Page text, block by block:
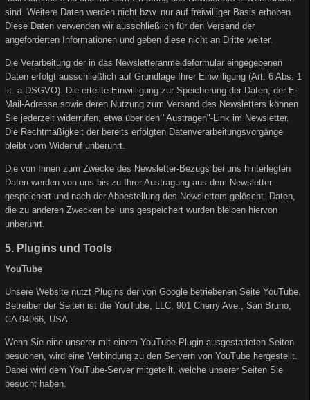
sind. Weitere Daten werden nicht bzw. nur auf freiwilliger Basis erhoben.
Diese Daten verwenden wir ausschließlich für den Versand der
angeforderten Informationen und geben diese nicht an Dritte weiter.
Die Verarbeitung der in das Newsletteranmeldeformular eingegebenen
Daten erfolgt ausschließlich auf Grundlage Ihrer Einwilligung (Art. 6 Abs. 1
lit. a DSGVO). Die erteilte Einwilligung zur Speicherung der Daten, der E-
Mail-Adresse sowie deren Nutzung zum Versand des Newsletters können
Sie jederzeit widerrufen, etwa über den "Austragen"-Link im Newsletter.
Die Rechtmäßigkeit der bereits erfolgten Datenverarbeitungsvorgänge
bleibt vom Widerruf unberührt.
Die von Ihnen zum Zwecke des Newsletter-Bezugs bei uns hinterlegten
Daten werden von uns bis zu Ihrer Austragung aus dem Newsletter
gespeichert und nach der Abbestellung des Newsletters gelöscht. Daten,
die zu anderen Zwecken bei uns gespeichert wurden bleiben hiervon
unberührt.
5. Plugins und Tools
YouTube
Unsere Website nutzt Plugins der von Google betriebenen Seite YouTube.
Betreiber der Seiten ist die YouTube, LLC, 901 Cherry Ave., San Bruno,
CA 94066, USA.
Wenn Sie eine unserer mit einem YouTube-Plugin ausgestatteten Seiten
besuchen, wird eine Verbindung zu den Servern von YouTube hergestellt.
Dabei wird dem YouTube-Server mitgeteilt, welche unserer Seiten Sie
besucht haben.